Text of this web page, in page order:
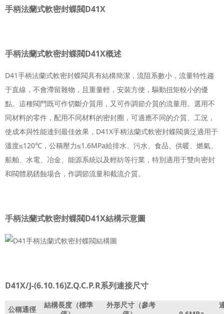
手柄法蘭式軟密封蝶閥D41X
手柄法蘭式軟密封蝶閥D41X概述
D41手柄法蘭式軟密封蝶閥具有結構簡潔，流阻系數小，流量特性趨
于直線，不會滯留雜物，且重量輕，安裝方便，驅動扭矩較小的優
點。這種閥門既可作切斷介質用，又可作調節介質的流量用。選用不
同材料的零件，配用不同材料的密封圈，可適應不同的介質、工況，
使成本與性能達到最佳效果，D41X手柄法蘭式軟密封蝶閥廣泛適用于
溫度≤120℃，公稱壓力≤1.6MPa給排水、污水、食品、供暖、燃氣、
船舶、水電、冶金、能源系統以及輕紡等行業，特別適用于雙向密封
和閥體易銹蝕場合，作調節流量和截流介質。
手柄法蘭式軟密封蝶閥D41X結構示意圖
D41X/J-(6.10.16)Z.Q.C.P.R系列連接尺寸
公稱通徑
結構長度（標準
外形尺寸（參考